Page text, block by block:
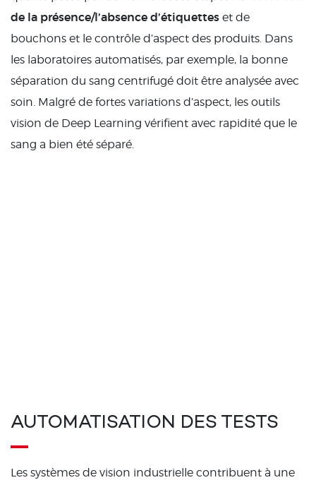
de la présence/l’absence d’étiquettes et de
bouchons et le contrôle d’aspect des produits. Dans
les laboratoires automatisés, par exemple, la bonne
séparation du sang centrifugé doit être analysée avec
soin. Malgré de fortes variations d’aspect, les outils
vision de Deep Learning vérifient avec rapidité que le
sang a bien été séparé.
AUTOMATISATION DES TESTS
Les systèmes de vision industrielle contribuent à une